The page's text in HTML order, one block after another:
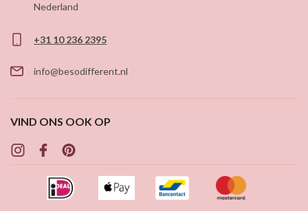
Nederland
+31 10 236 2395
info@besodifferent.nl
VIND ONS OOK OP